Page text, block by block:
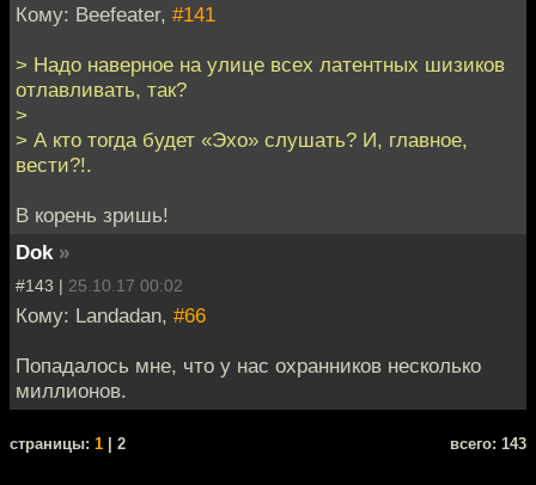
Кому: Beefeater, #141
> Надо наверное на улице всех латентных шизиков
отлавливать, так?
>
> А кто тогда будет «Эхо» слушать? И, главное,
вести?!.
В корень зришь!
Dok »
#143 | 25.10.17 00:02
Кому: Landadan, #66
Попадалось мне, что у нас охранников несколько
миллионов.
cтраницы: 1 | 2 всего: 143